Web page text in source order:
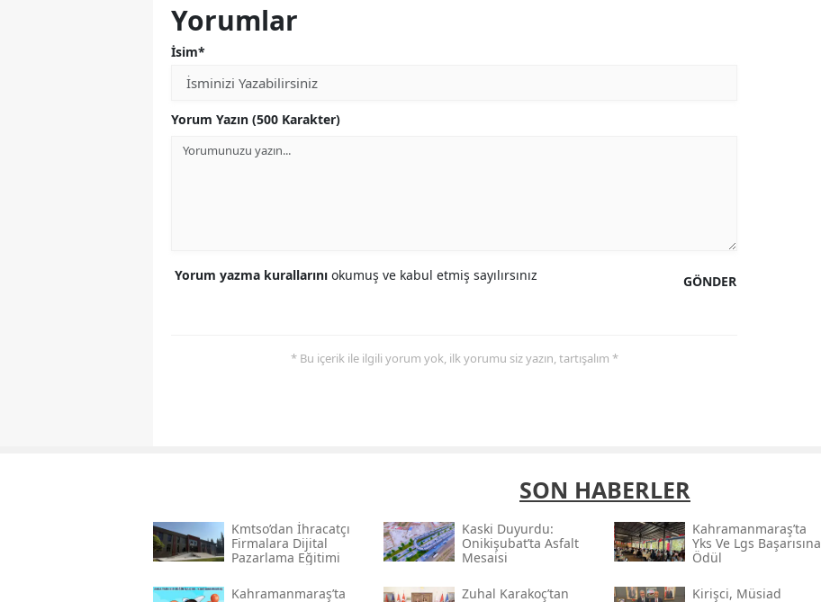
Yorumlar
İsim*
Yorum Yazın (500 Karakter)
GÖNDER
Yorum yazma kurallarını okumuş ve kabul etmiş sayılırsınız
* Bu içerik ile ilgili yorum yok, ilk yorumu siz yazın, tartışalım *
SON HABERLER
Kmtso’dan İhracatçı
Firmalara Dijital
Pazarlama Eğitimi
Kaski̇ Duyurdu:
Onikişubat’ta Asfalt
Mesaisi
Kahramanmaraş’ta
Yks Ve Lgs Başarısına
Ödül
Kahramanmaraş’ta
Zuhal Karakoç’tan
Kirişci, Müsi̇ad